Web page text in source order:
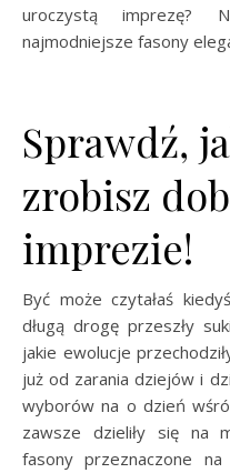
uroczystą imprezę?
najmodniejsze fasony
Sprawdź,
zrobisz
imprezie!
Być może czytałaś
długą drogę przeszły
jakie ewolucje
już od zarania dziejów i
wyborów na o dzień
zawsze dzieliły się na
fasony przeznaczone